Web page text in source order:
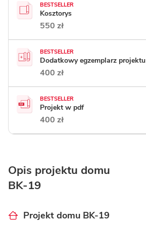
BESTSELLER
Kosztorys
550 zł
BESTSELLER
Dodatkowy egzemplarz projektu
400 zł
BESTSELLER
Projekt w pdf
400 zł
Opis projektu domu
BK-19
Projekt domu BK-19